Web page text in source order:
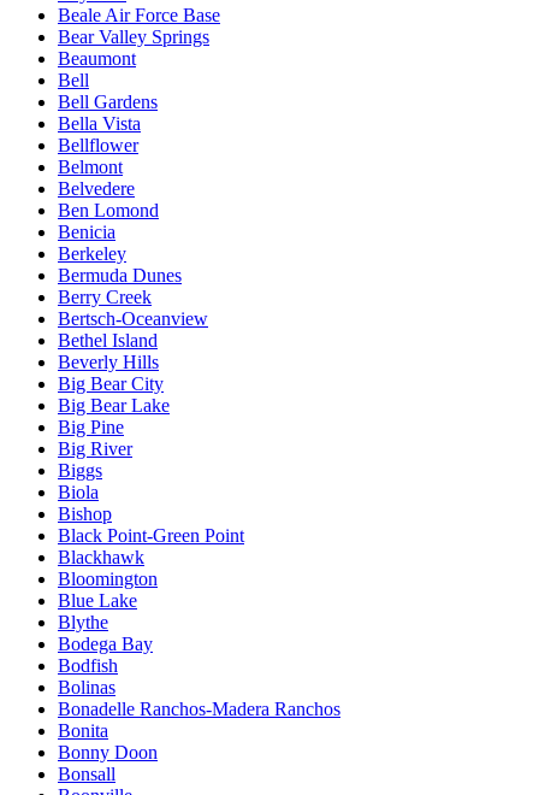
Beale Air Force Base
Bear Valley Springs
Beaumont
Bell
Bell Gardens
Bella Vista
Bellflower
Belmont
Belvedere
Ben Lomond
Benicia
Berkeley
Bermuda Dunes
Berry Creek
Bertsch-Oceanview
Bethel Island
Beverly Hills
Big Bear City
Big Bear Lake
Big Pine
Big River
Biggs
Biola
Bishop
Black Point-Green Point
Blackhawk
Bloomington
Blue Lake
Blythe
Bodega Bay
Bodfish
Bolinas
Bonadelle Ranchos-Madera Ranchos
Bonita
Bonny Doon
Bonsall